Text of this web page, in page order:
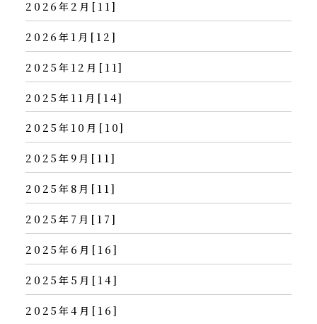
2026年2月[11]
2026年1月[12]
2025年12月[11]
2025年11月[14]
2025年10月[10]
2025年9月[11]
2025年8月[11]
2025年7月[17]
2025年6月[16]
2025年5月[14]
2025年4月[16]